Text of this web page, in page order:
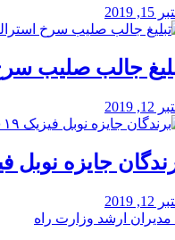
2019
جالب صلیب
2019
جایزه نوبل
2019